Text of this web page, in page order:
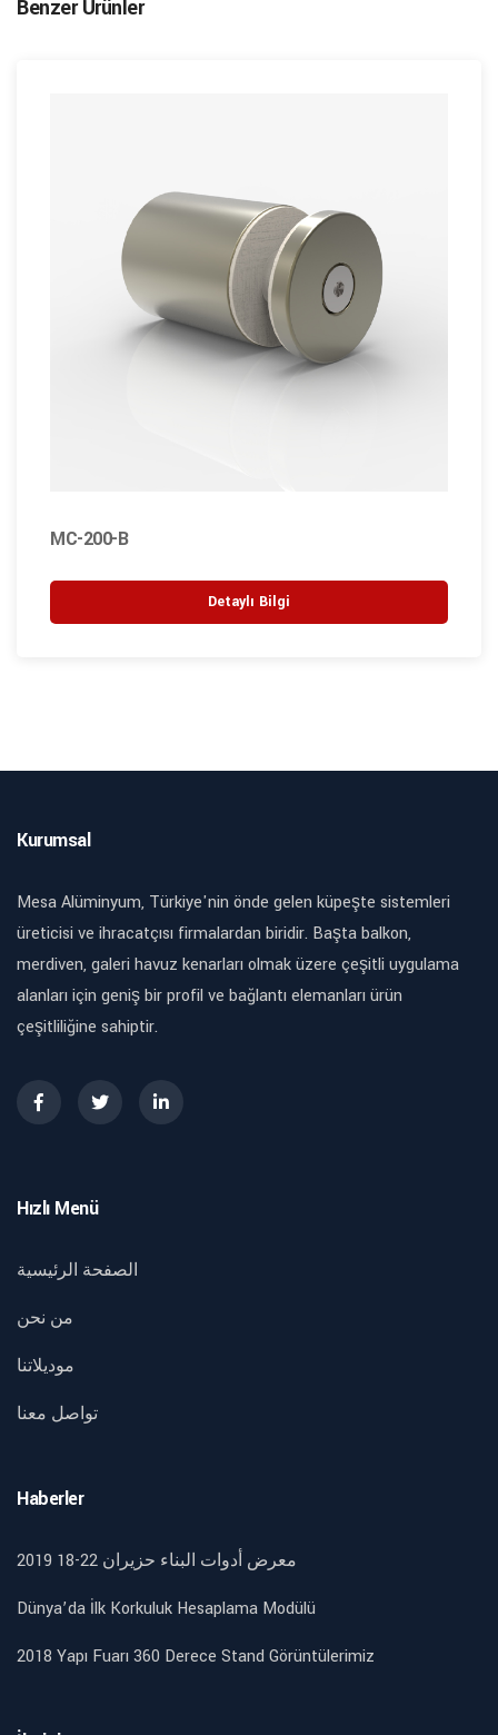
Benzer Ürünler
MC-200-B
Detaylı Bilgi
Kurumsal
Mesa Alüminyum, Türkiye'nin önde gelen küpeşte sistemleri
üreticisi ve ihracatçısı firmalardan biridir. Başta balkon,
merdiven, galeri havuz kenarları olmak üzere çeşitli uygulama
alanları için geniş bir profil ve bağlantı elemanları ürün
çeşitliliğine sahiptir.
Hızlı Menü
الصفحة الرئيسية
من نحن
موديلاتنا
تواصل معنا
Haberler
2019 18-22 معرض أدوات البناء حزيران
Dünya’da İlk Korkuluk Hesaplama Modülü
2018 Yapı Fuarı 360 Derece Stand Görüntülerimiz